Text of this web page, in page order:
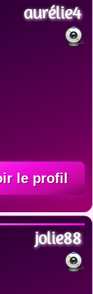
aurélie4
le profil
jolie88